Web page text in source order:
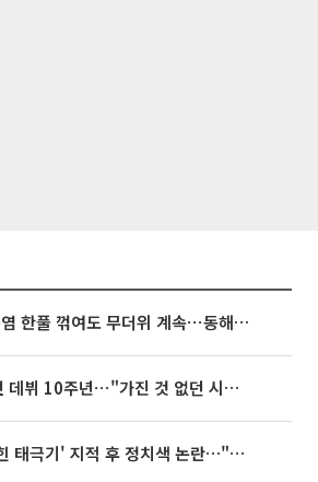
[내일 날씨] 폭염 한풀 꺾여도 무더위 계속⋯동해안 이틀 연속 비
임영웅, 어느덧 데뷔 10주년⋯"가진 것 없던 시절, 내 앞엔 20명의 팬뿐"
김희철, '뒤집힌 태극기' 지적 후 정치색 논란…"좌우 떠나 우리나라 국기"